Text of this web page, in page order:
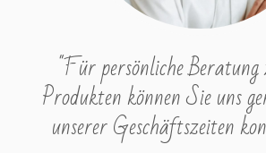
"Für persönliche Beratung
Produkten können Sie uns
unserer Geschäftszeiten